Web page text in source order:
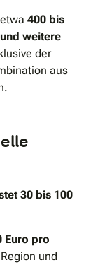
400 bis
und weitere
der
aus
30 bis 100
Euro pro
und